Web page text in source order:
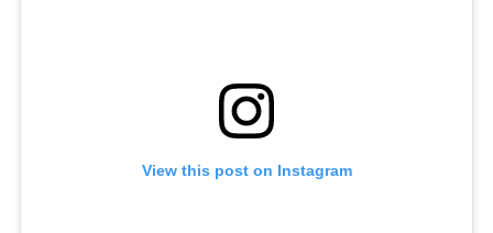
View this post on Instagram